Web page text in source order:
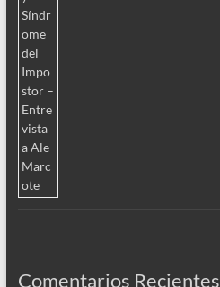
Comentarios Recientes